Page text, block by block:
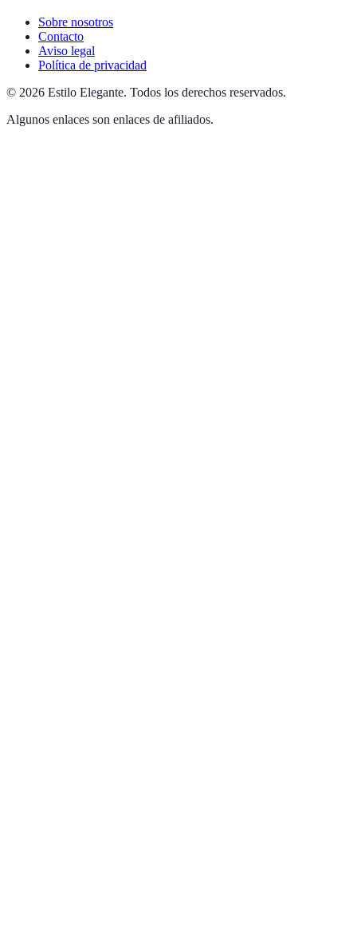
Sobre nosotros
Contacto
Aviso legal
Política de privacidad
© 2026 Estilo Elegante. Todos los derechos reservados.
Algunos enlaces son enlaces de afiliados.